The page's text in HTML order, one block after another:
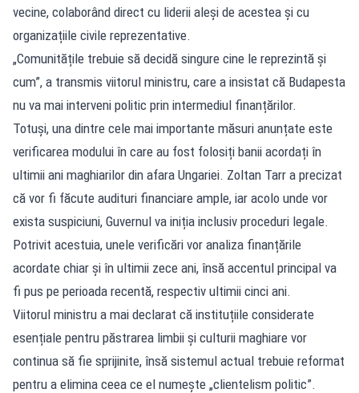
vecine, colaborând direct cu liderii aleși de acestea și cu
organizațiile civile reprezentative.
„Comunitățile trebuie să decidă singure cine le reprezintă și
cum”, a transmis viitorul ministru, care a insistat că Budapesta
nu va mai interveni politic prin intermediul finanțărilor.
Totuși, una dintre cele mai importante măsuri anunțate este
verificarea modului în care au fost folosiți banii acordați în
ultimii ani maghiarilor din afara Ungariei. Zoltan Tarr a precizat
că vor fi făcute audituri financiare ample, iar acolo unde vor
exista suspiciuni, Guvernul va iniția inclusiv proceduri legale.
Potrivit acestuia, unele verificări vor analiza finanțările
acordate chiar și în ultimii zece ani, însă accentul principal va
fi pus pe perioada recentă, respectiv ultimii cinci ani.
Viitorul ministru a mai declarat că instituțiile considerate
esențiale pentru păstrarea limbii și culturii maghiare vor
continua să fie sprijinite, însă sistemul actual trebuie reformat
pentru a elimina ceea ce el numește „clientelism politic”.